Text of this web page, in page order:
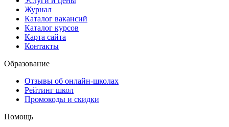
Журнал
Каталог вакансий
Каталог курсов
Карта сайта
Контакты
Образование
Отзывы об онлайн-школах
Рейтинг школ
Промокоды и скидки
Помощь